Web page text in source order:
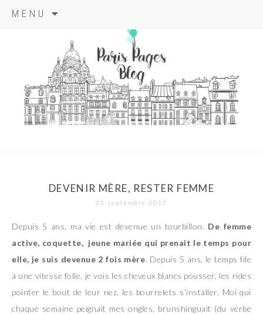
MENU
principal
paris pages
blog
DEVENIR MÈRE, RESTER FEMME
25 septembre 2017
Depuis 5 ans, ma vie est devenue un tourbillon. De femme
active, coquette, jeune mariée qui prenait le temps pour
elle, je suis devenue 2 fois mère. Depuis 5 ans, le temps file
à une vitesse folle, je vois les cheveux blancs pousser, les rides
pointer le bout de leur nez, les bourrelets s’installer. Moi qui
chaque semaine peignait mes ongles, brunshinguait (du verbe